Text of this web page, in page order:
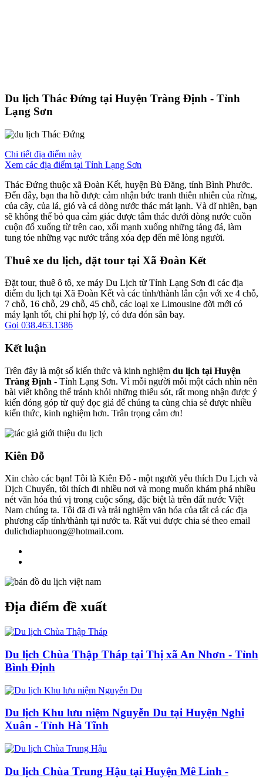
Du lịch Thác Đứng tại Huyện Tràng Định - Tỉnh
Lạng Sơn
Chi tiết địa điểm này
Xem các địa điểm tại Tỉnh Lạng Sơn
Thác Đứng thuộc xã Đoàn Kết, huyện Bù Đăng, tỉnh Bình Phước.
Đến đây, bạn tha hồ được cảm nhận bức tranh thiên nhiên của rừng,
của cây, của lá, gió và cả dòng nước thác mát lạnh. Và dĩ nhiên, bạn
sẽ không thể bỏ qua cảm giác được tắm thác dưới dòng nước cuồn
cuộn đổ xuống từ trên cao, xối mạnh xuống những tảng đá, làm
tung tóe những vạc nước trắng xóa đẹp đến mê lòng người.
Thuê xe du lịch, đặt tour tại Xã Đoàn Kết
Đặt tour, thuê ô tô, xe máy Du Lịch từ Tỉnh Lạng Sơn đi các địa
điểm du lịch tại Xã Đoàn Kết và các tỉnh/thành lân cận với xe 4 chỗ,
7 chỗ, 16 chỗ, 29 chỗ, 45 chỗ, các loại xe Limousine đời mới có
máy lạnh tốt, chi phí hợp lý, có đưa đón sân bay.
Gọi 038.463.1386
Kết luận
Trên đây là một số kiến thức và kinh nghiệm du lịch tại Huyện
Tràng Định - Tỉnh Lạng Sơn. Vì mỗi người mỗi một cách nhìn nên
bài viết không thể tránh khỏi những thiếu sót, rất mong nhận được ý
kiến đóng góp từ quý đọc giả để chúng ta cùng chia sẻ được nhiều
kiến thức, kinh nghiệm hơn. Trân trọng cảm ơn!
Kiên Đỗ
Xin chào các bạn! Tôi là Kiên Đỗ - một người yêu thích Du Lịch và
Dịch Chuyển, tôi thích đi nhiều nơi và mong muốn khám phá nhiều
nét văn hóa thú vị trong cuộc sống, đặc biệt là trên đất nước Việt
Nam chúng ta. Tôi đã đi và trải nghiệm văn hóa của tất cả các địa
phương cấp tỉnh/thành tại nước ta. Rất vui được chia sẻ theo email
dulichdiaphuong@hotmail.com.
Địa điểm đề xuất
Du lịch Chùa Thập Tháp tại Thị xã An Nhơn - Tỉnh
Bình Định
Du lịch Khu lưu niệm Nguyễn Du tại Huyện Nghi
Xuân - Tỉnh Hà Tĩnh
Du lịch Chùa Trung Hậu tại Huyện Mê Linh -